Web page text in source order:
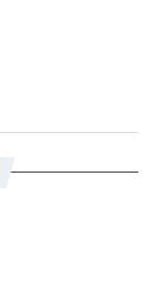
per
IlSassuolo